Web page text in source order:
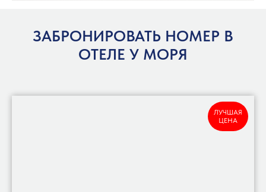
ЗАБРОНИРОВАТЬ НОМЕР В
ОТЕЛЕ У МОРЯ
ЛУЧШАЯ
ЦЕНА